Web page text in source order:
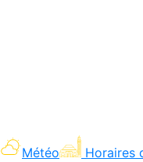
Météo Horaires